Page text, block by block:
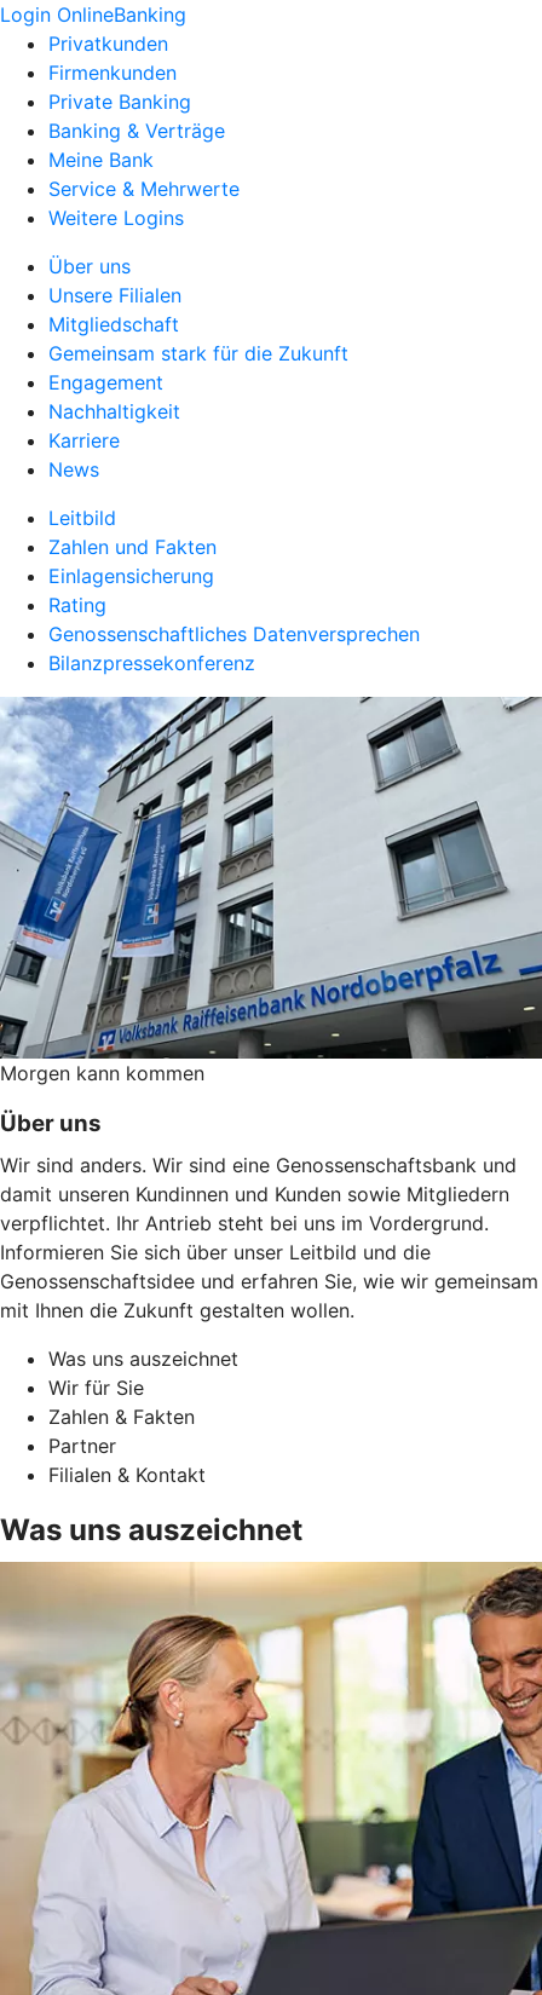
Login OnlineBanking
Privatkunden
Firmenkunden
Private Banking
Banking & Verträge
Meine Bank
Service & Mehrwerte
Weitere Logins
Über uns
Unsere Filialen
Mitgliedschaft
Gemeinsam stark für die Zukunft
Engagement
Nachhaltigkeit
Karriere
News
Leitbild
Zahlen und Fakten
Einlagensicherung
Rating
Genossenschaftliches Datenversprechen
Bilanzpressekonferenz
Morgen kann kommen
Über uns
Wir sind anders. Wir sind eine Genossenschaftsbank und
damit unseren Kundinnen und Kunden sowie Mitgliedern
verpflichtet. Ihr Antrieb steht bei uns im Vordergrund.
Informieren Sie sich über unser Leitbild und die
Genossenschaftsidee und erfahren Sie, wie wir gemeinsam
mit Ihnen die Zukunft gestalten wollen.
Was uns auszeichnet
Wir für Sie
Zahlen & Fakten
Partner
Filialen & Kontakt
Was uns auszeichnet